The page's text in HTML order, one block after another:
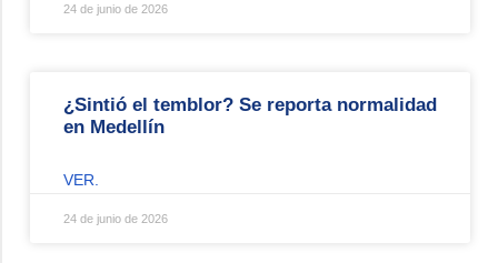
24 de junio de 2026
¿Sintió el temblor? Se reporta normalidad
en Medellín
VER.
24 de junio de 2026